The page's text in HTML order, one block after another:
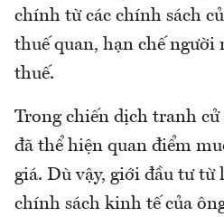
chính từ các chính sách
thuế quan, hạn chế người
thuế.
Trong chiến dịch tranh
đã thể hiện quan điểm
giá. Dù vậy, giới đầu tư từ
chính sách kinh tế của